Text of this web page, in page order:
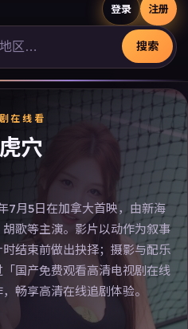
登录 注册
搜索
在线看
穴
7月5日在加拿大首映，由新海
歌等主演。影片以动作为叙事
结束前做出抉择；摄影与配乐
国产免费观看高清电视剧在线
畅享高清在线追剧体验。